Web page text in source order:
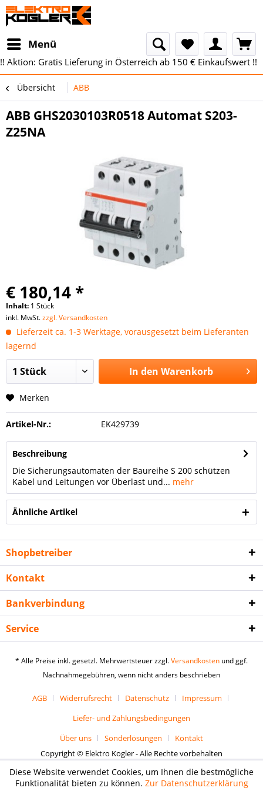
Menü
!! Aktion: Gratis Lieferung in Österreich ab 150 € Einkaufswert !!
Übersicht ABB
ABB GHS2030103R0518 Automat S203-
Z25NA
€ 180,14 *
Inhalt: 1 Stück
inkl. MwSt.zzgl. Versandkosten
Lieferzeit ca. 1-3 Werktage, vorausgesetzt beim Lieferanten
lagernd
In den Warenkorb
Merken
Artikel-Nr.: EK429739
Beschreibung
Die Sicherungsautomaten der Baureihe S 200 schützen
Kabel und Leitungen vor Überlast und... mehr
Ähnliche Artikel
Shopbetreiber
Kontakt
Bankverbindung
Service
* Alle Preise inkl. gesetzl. Mehrwertsteuer zzgl.Versandkosten und ggf.
Nachnahmegebühren, wenn nicht anders beschrieben
AGB Widerrufsrecht Datenschutz
Impressum
Liefer- und Zahlungsbedingungen
Über uns
Sonderlösungen
Kontakt
Copyright © Elektro Kogler - Alle Rechte vorbehalten
Diese Website verwendet Cookies, um Ihnen die bestmögliche
Funktionalität bieten zu können. Zur Datenschutzerklärung